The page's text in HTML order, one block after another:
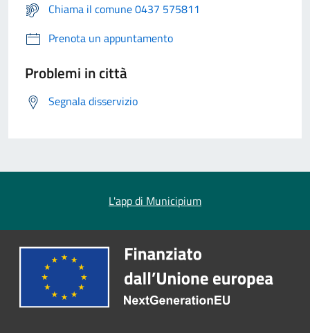
Chiama il comune 0437 575811
Prenota un appuntamento
Problemi in città
Segnala disservizio
L'app di Municipium